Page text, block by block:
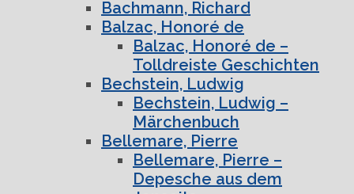
Bachmann, Richard
Balzac, Honoré de
Balzac, Honoré de –
Tolldreiste Geschichten
Bechstein, Ludwig
Bechstein, Ludwig –
Märchenbuch
Bellemare, Pierre
Bellemare, Pierre –
Depesche aus dem